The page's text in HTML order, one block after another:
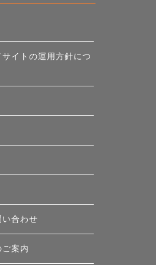
イトの運用方針につ
い合わせ
案内